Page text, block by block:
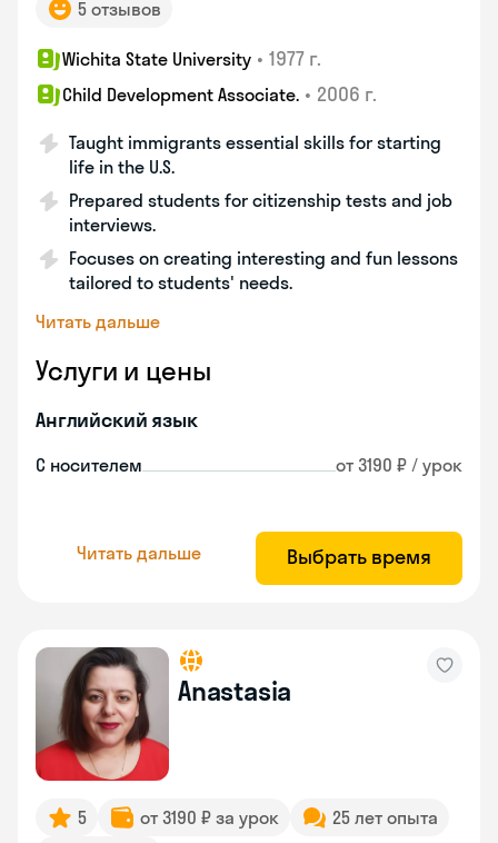
5 отзывов
Wichita State University • 1977 г.
Child Development Associate. • 2006 г.
Taught immigrants essential skills for starting
life in the U.S.
Prepared students for citizenship tests and job
interviews.
Focuses on creating interesting and fun lessons
tailored to students' needs.
Читать дальше
Услуги и цены
Английский язык
С носителем от 3190 ₽ / урок
Читать дальше Выбрать время
Anastasia
5 от 3190 ₽ за урок
25 лет опыта